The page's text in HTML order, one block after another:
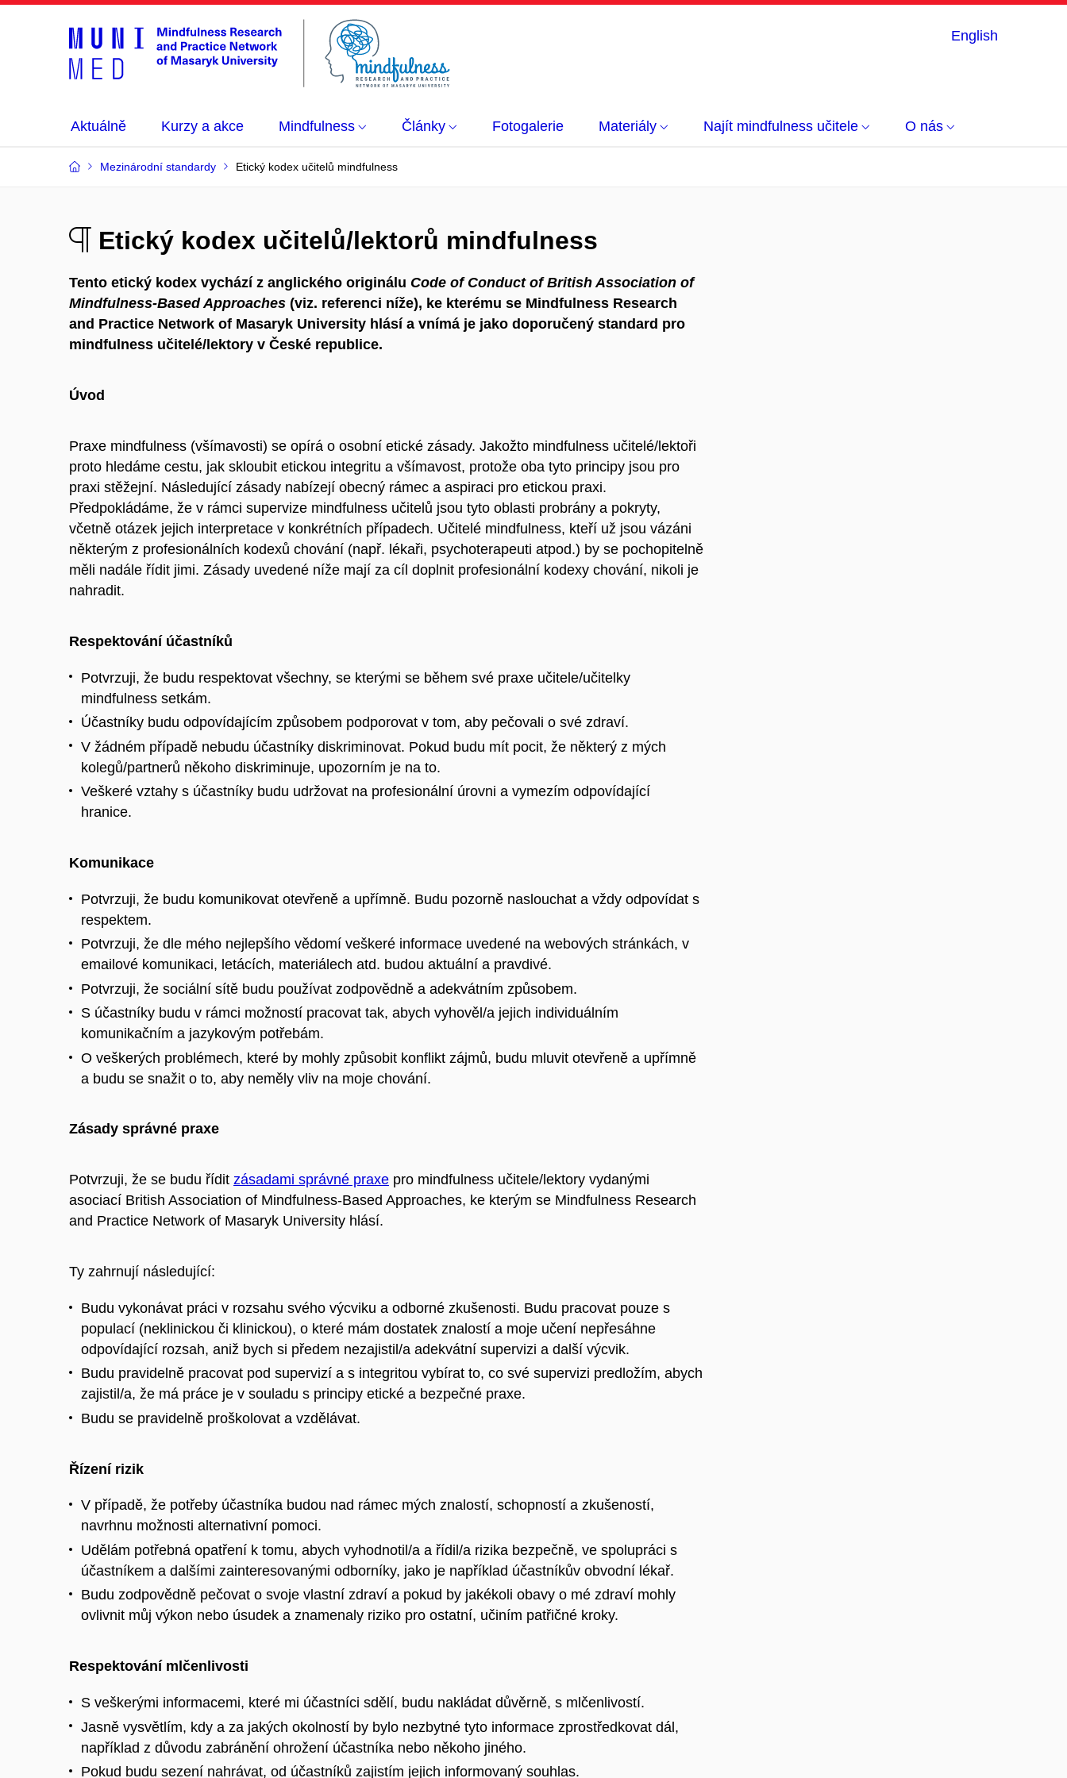
English
Aktuálně Kurzy a akce Mindfulness Články Fotogalerie Materiály Najít mindfulness učitele O nás
Mezinárodní standardy Etický kodex učitelů mindfulness
Etický kodex učitelů/lektorů mindfulness
Tento etický kodex vychází z anglického originálu Code of Conduct of British Association of
Mindfulness-Based Approaches (viz. referenci níže), ke kterému se Mindfulness Research
and Practice Network of Masaryk University hlásí a vnímá je jako doporučený standard pro
mindfulness učitelé/lektory v České republice.
Úvod
Praxe mindfulness (všímavosti) se opírá o osobní etické zásady. Jakožto mindfulness učitelé/lektoři
proto hledáme cestu, jak skloubit etickou integritu a všímavost, protože oba tyto principy jsou pro
praxi stěžejní. Následující zásady nabízejí obecný rámec a aspiraci pro etickou praxi.
Předpokládáme, že v rámci supervize mindfulness učitelů jsou tyto oblasti probrány a pokryty,
včetně otázek jejich interpretace v konkrétních případech. Učitelé mindfulness, kteří už jsou vázáni
některým z profesionálních kodexů chování (např. lékaři, psychoterapeuti atpod.) by se pochopitelně
měli nadále řídit jimi. Zásady uvedené níže mají za cíl doplnit profesionální kodexy chování, nikoli je
nahradit.
Respektování účastníků
Potvrzuji, že budu respektovat všechny, se kterými se během své praxe učitele/učitelky
mindfulness setkám.
Účastníky budu odpovídajícím způsobem podporovat v tom, aby pečovali o své zdraví.
V žádném případě nebudu účastníky diskriminovat. Pokud budu mít pocit, že některý z mých
kolegů/partnerů někoho diskriminuje, upozorním je na to.
Veškeré vztahy s účastníky budu udržovat na profesionální úrovni a vymezím odpovídající
hranice.
Komunikace
Potvrzuji, že budu komunikovat otevřeně a upřímně. Budu pozorně naslouchat a vždy odpovídat s
respektem.
Potvrzuji, že dle mého nejlepšího vědomí veškeré informace uvedené na webových stránkách, v
emailové komunikaci, letácích, materiálech atd. budou aktuální a pravdivé.
Potvrzuji, že sociální sítě budu používat zodpovědně a adekvátním způsobem.
S účastníky budu v rámci možností pracovat tak, abych vyhověl/a jejich individuálním
komunikačním a jazykovým potřebám.
O veškerých problémech, které by mohly způsobit konflikt zájmů, budu mluvit otevřeně a upřímně
a budu se snažit o to, aby neměly vliv na moje chování.
Zásady správné praxe
Potvrzuji, že se budu řídit zásadami správné praxe pro mindfulness učitele/lektory vydanými
asociací British Association of Mindfulness-Based Approaches, ke kterým se Mindfulness Research
and Practice Network of Masaryk University hlásí.
Ty zahrnují následující:
Budu vykonávat práci v rozsahu svého výcviku a odborné zkušenosti. Budu pracovat pouze s
populací (neklinickou či klinickou), o které mám dostatek znalostí a moje učení nepřesáhne
odpovídající rozsah, aniž bych si předem nezajistil/a adekvátní supervizi a další výcvik.
Budu pravidelně pracovat pod supervizí a s integritou vybírat to, co své supervizi predložím, abych
zajistil/a, že má práce je v souladu s principy etické a bezpečné praxe.
Budu se pravidelně proškolovat a vzdělávat.
Řízení rizik
V případě, že potřeby účastníka budou nad rámec mých znalostí, schopností a zkušeností,
navrhnu možnosti alternativní pomoci.
Udělám potřebná opatření k tomu, abych vyhodnotil/a a řídil/a rizika bezpečně, ve spolupráci s
účastníkem a dalšími zainteresovanými odborníky, jako je například účastníkův obvodní lékař.
Budu zodpovědně pečovat o svoje vlastní zdraví a pokud by jakékoli obavy o mé zdraví mohly
ovlivnit můj výkon nebo úsudek a znamenaly riziko pro ostatní, učiním patřičné kroky.
Respektování mlčenlivosti
S veškerými informacemi, které mi účastníci sdělí, budu nakládat důvěrně, s mlčenlivostí.
Jasně vysvětlím, kdy a za jakých okolností by bylo nezbytné tyto informace zprostředkovat dál,
například z důvodu zabránění ohrožení účastníka nebo někoho jiného.
Pokud budu sezení nahrávat, od účastníků zajistím jejich informovaný souhlas.